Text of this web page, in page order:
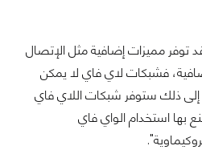
توفر مميزات إضافية مثل الإتصال
فشبكات لاي فاي لا يمكن
إلى ذلك ستوفر شبكات اللاي فاي
بها استخدام الواي فاي